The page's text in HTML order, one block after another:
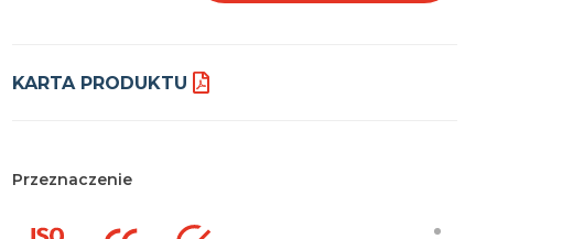
KARTA PRODUKTU
Przeznaczenie